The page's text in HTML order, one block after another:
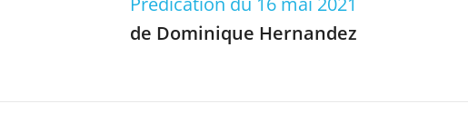
de Dominique Hernandez